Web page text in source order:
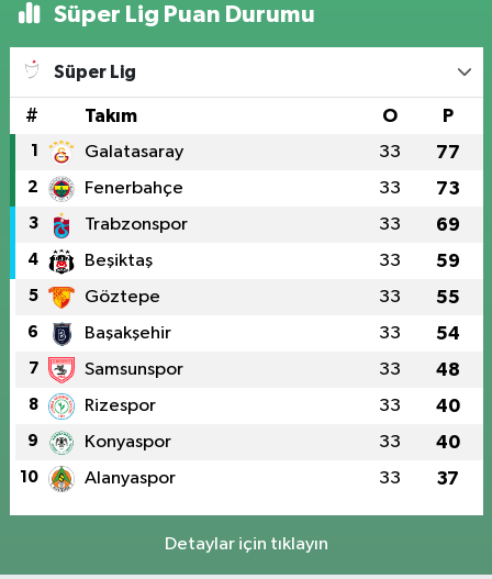
Süper Lig Puan Durumu
Süper Lig
# Takım O P
1 Galatasaray 33 77
2 Fenerbahçe 33 73
3 Trabzonspor 33 69
4 Beşiktaş 33 59
5 Göztepe 33 55
6 Başakşehir 33 54
7 Samsunspor 33 48
8 Rizespor 33 40
9 Konyaspor 33 40
10 Alanyaspor 33 37
Detaylar için tıklayın